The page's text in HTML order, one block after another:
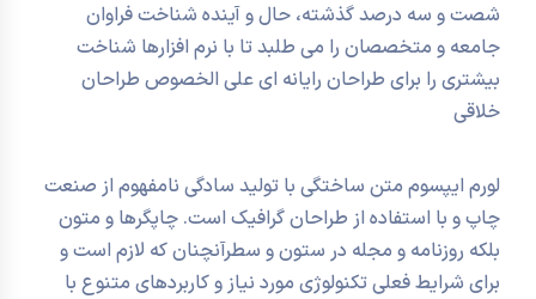
شصت و سه درصد گذشته، حال و آینده شناخت فراوان
جامعه و متخصصان را می طلبد تا با نرم افزارها شناخت
بیشتری را برای طراحان رایانه ای علی الخصوص طراحان
خلاقی
لورم ایپسوم متن ساختگی با تولید سادگی نامفهوم از صنعت
چاپ و با استفاده از طراحان گرافیک است. چاپگرها و متون
بلکه روزنامه و مجله در ستون و سطرآنچنان که لازم است و
برای شرایط فعلی تکنولوژی مورد نیاز و کاربردهای متنوع با